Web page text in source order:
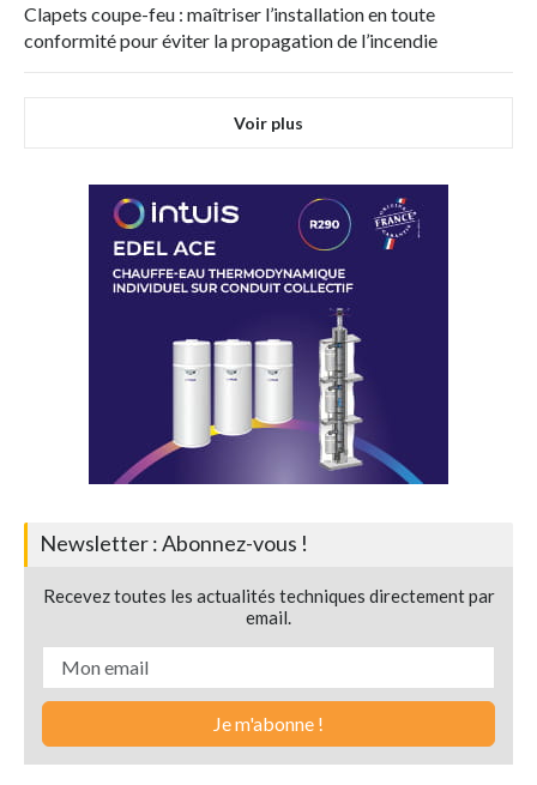
Clapets coupe-feu : maîtriser l’installation en toute
conformité pour éviter la propagation de l’incendie
Voir plus
Newsletter : Abonnez-vous !
Recevez toutes les actualités techniques directement par
email.